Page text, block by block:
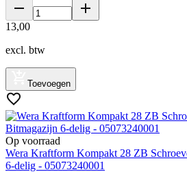
13,00
excl. btw
Toevoegen
Op voorraad
Wera Kraftform Kompakt 28 ZB
6-delig - 05073240001